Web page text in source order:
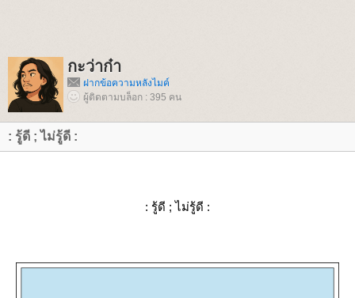
กะว่าก๋า
ฝากข้อความหลังไมค์
ผู้ติดตามบล็อก : 395 คน
: รู้ดี ; ไม่รู้ดี :
: รู้ดี ; ไม่รู้ดี :